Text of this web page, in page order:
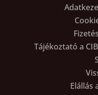
Tájékoztató a
Elállás